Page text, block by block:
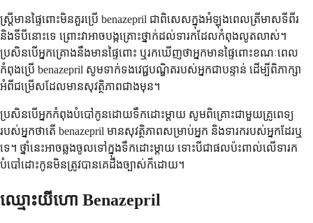
ស្ត្រីមានផ្ទៃពោះមិនគួរប្រើ benazepril ជាពិសេសក្នុងអំឡុងពេលត្រីមាសទីពីរ
និងទីបីនោះទេ ព្រោះវាអាចបង្កគ្រោះថ្នាក់ដល់ទារកដែលកំពុងលូតលាស់។
ប្រសិនបើអ្នកគ្រោងនឹងមានផ្ទៃពោះ ឬរកឃើញថាអ្នកមានផ្ទៃពោះខណៈពេល
កំពុងប្រើ benazepril សូមទាក់ទងវេជ្ជបណ្ឌិតរបស់អ្នកជាបន្ទាន់ ដើម្បីពិភាក្សា
អំពីជម្រើសដែលមានសុវត្ថិភាពជាងមុន។
ប្រសិនបើអ្នកកំពុងបំបៅកូនដោយទឹកដោះម្តាយ សូមពិគ្រោះជាមួយគ្រូពេទ្យ
របស់អ្នកថាតើ benazepril មានសុវត្ថិភាពសម្រាប់អ្នក និងទារករបស់អ្នកដែរឬ
ទេ។ ថ្នាំនេះអាចឆ្លងចូលទៅក្នុងទឹកដោះម្តាយ ទោះបីជាផលប៉ះពាល់លើទារក
បំបៅដោះកូនមិនត្រូវបានគេដឹងច្បាស់ក៏ដោយ។
ឈ្មោះយីហោ Benazepril